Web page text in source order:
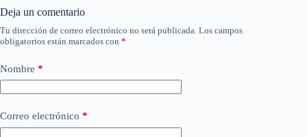
Deja un comentario
Tu dirección de correo electrónico no será publicada. Los campos
obligatorios están marcados con *
Nombre *
Correo electrónico *